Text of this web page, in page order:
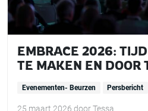
EMBRACE 2026:
TE MAKEN EN DOOR
Evenementen- Beurzen Persbericht
25 maart 2026 doorTessa